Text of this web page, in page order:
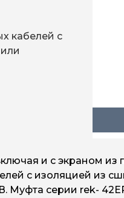
кабелей с
и с экраном из
с изоляцией из
серии rek-